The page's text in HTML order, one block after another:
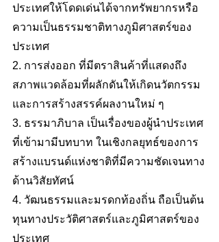
ประเทศให้โดดเด่นได้จากทรัพยากรหรือ
ความเป็นธรรมชาติทางภูมิศาสตร์ของ
ประเทศ
2. การส่งออก ที่มีตราสินค้าที่แสดงถึง
สภาพแวดล้อมที่ผลักดันให้เกิดนวัตกรรม
และการสร้างสรรค์ผลงานใหม่ ๆ
3. ธรรมาภิบาล เป็นเรื่องของผู้นำประเทศ
ที่เข้ามามีบทบาท ในเชิงกลยุทธ์ของการ
สร้างแบรนด์แห่งชาติที่มีความชัดเจนทาง
ด้านวิสัยทัศน์
4. วัฒนธรรมและมรดกท้องถิ่น ถือเป็นต้น
ทุนทางประวัติศาสตร์และภูมิศาสตร์ของ
ประเทศ